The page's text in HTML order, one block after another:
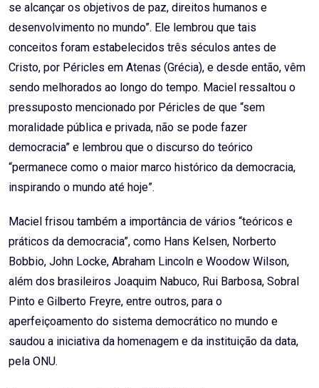
se alcançar os objetivos de paz, direitos humanos e
desenvolvimento no mundo”. Ele lembrou que tais
conceitos foram estabelecidos três séculos antes de
Cristo, por Péricles em Atenas (Grécia), e desde então, vêm
sendo melhorados ao longo do tempo. Maciel ressaltou o
pressuposto mencionado por Péricles de que “sem
moralidade pública e privada, não se pode fazer
democracia” e lembrou que o discurso do teórico
“permanece como o maior marco histórico da democracia,
inspirando o mundo até hoje”.
Maciel frisou também a importância de vários “teóricos e
práticos da democracia”, como Hans Kelsen, Norberto
Bobbio, John Locke, Abraham Lincoln e Woodow Wilson,
além dos brasileiros Joaquim Nabuco, Rui Barbosa, Sobral
Pinto e Gilberto Freyre, entre outros, para o
aperfeiçoamento do sistema democrático no mundo e
saudou a iniciativa da homenagem e da instituição da data,
pela ONU.